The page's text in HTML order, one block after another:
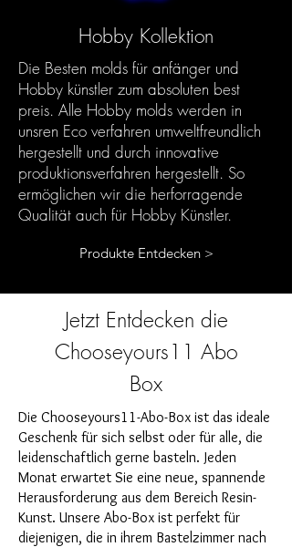
Hobby Kollektion
Die Besten molds für anfänger und
Hobby künstler zum absoluten best
preis. Alle Hobby molds werden in
unsren Eco verfahren umweltfreundlich
hergestellt und durch innovative
produktionsverfahren hergestellt. So
ermöglichen wir die herforragende
Qualität auch für Hobby Künstler.
Produkte Entdecken >
Jetzt Entdecken die
Chooseyours11 Abo
Box
Die Chooseyours11-Abo-Box ist das ideale
Geschenk für sich selbst oder für alle, die
leidenschaftlich gerne basteln. Jeden
Monat erwartet Sie eine neue, spannende
Herausforderung aus dem Bereich Resin-
Kunst. Unsere Abo-Box ist perfekt für
diejenigen, die in ihrem Bastelzimmer nach